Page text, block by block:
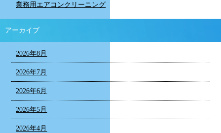
業務用エアコンクリーニング
アーカイブ
2026年8月
2026年7月
2026年6月
2026年5月
2026年4月